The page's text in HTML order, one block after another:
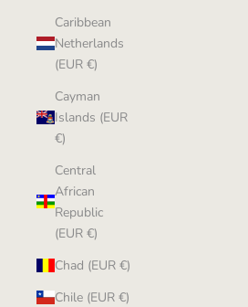
Caribbean
Netherlands
(EUR €)
Cayman
Islands (EUR
€)
Central
African
Republic
(EUR €)
Chad (EUR €)
Chile (EUR €)